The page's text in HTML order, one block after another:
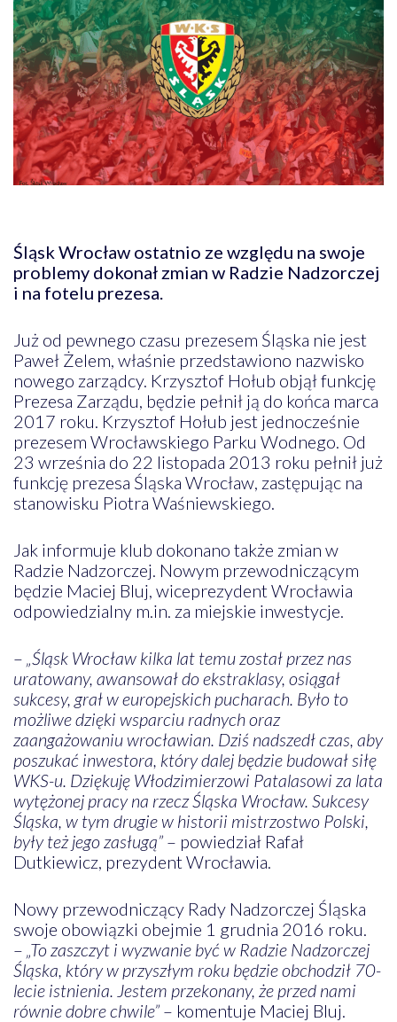
Śląsk Wrocław ostatnio ze względu na swoje
problemy dokonał zmian w Radzie Nadzorczej
i na fotelu prezesa.
Już od pewnego czasu prezesem Śląska nie jest
Paweł Żelem, właśnie przedstawiono nazwisko
nowego zarządcy. Krzysztof Hołub objął funkcję
Prezesa Zarządu, będzie pełnił ją do końca marca
2017 roku. Krzysztof Hołub jest jednocześnie
prezesem Wrocławskiego Parku Wodnego. Od
23 września do 22 listopada 2013 roku pełnił już
funkcję prezesa Śląska Wrocław, zastępując na
stanowisku Piotra Waśniewskiego.
Jak informuje klub dokonano także zmian w
Radzie Nadzorczej. Nowym przewodniczącym
będzie Maciej Bluj, wiceprezydent Wrocławia
odpowiedzialny m.in. za miejskie inwestycje.
– „Śląsk Wrocław kilka lat temu został przez nas
uratowany, awansował do ekstraklasy, osiągał
sukcesy, grał w europejskich pucharach. Było to
możliwe dzięki wsparciu radnych oraz
zaangażowaniu wrocławian. Dziś nadszedł czas, aby
poszukać inwestora, który dalej będzie budował siłę
WKS-u. Dziękuję Włodzimierzowi Patalasowi za lata
wytężonej pracy na rzecz Śląska Wrocław. Sukcesy
Śląska, w tym drugie w historii mistrzostwo Polski,
były też jego zasługą”– powiedział Rafał
Dutkiewicz, prezydent Wrocławia.
Nowy przewodniczący Rady Nadzorczej Śląska
swoje obowiązki obejmie 1 grudnia 2016 roku.
– „To zaszczyt i wyzwanie być w Radzie Nadzorczej
Śląska, który w przyszłym roku będzie obchodził 70-
lecie istnienia. Jestem przekonany, że przed nami
równie dobre chwile”– komentuje Maciej Bluj.